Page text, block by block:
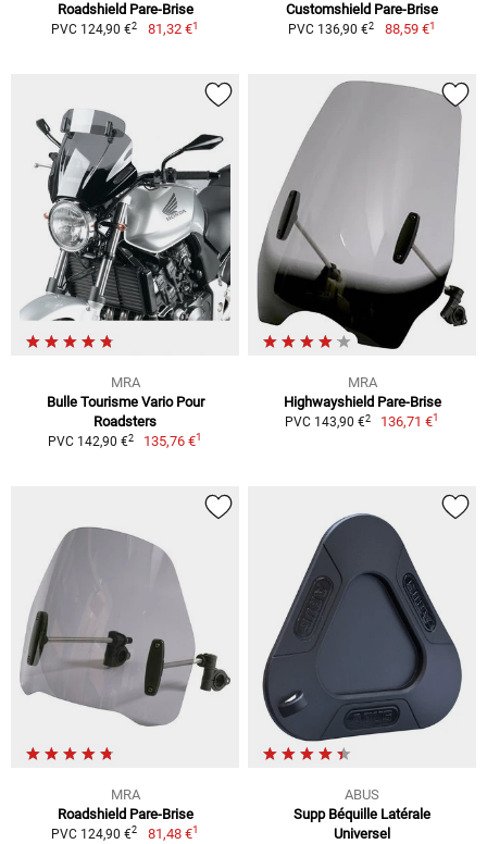
Roadshield Pare-Brise
PVC 124,90 €2 81,32 €1
Customshield Pare-Brise
PVC 136,90 €2 88,59 €1
MRA
Bulle Tourisme Vario Pour
Roadsters
PVC 142,90 €2 135,76 €1
MRA
Highwayshield Pare-Brise
PVC 143,90 €2 136,71 €1
MRA
Roadshield Pare-Brise
PVC 124,90 €2 81,48 €1
ABUS
Supp Béquille Latérale
Universel